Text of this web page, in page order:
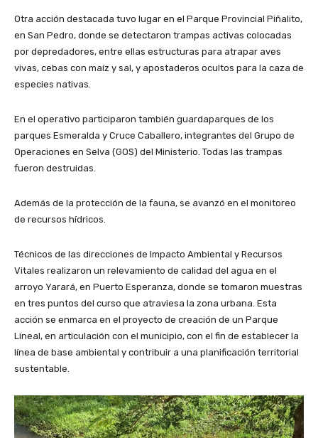
Otra acción destacada tuvo lugar en el Parque Provincial Piñalito,
en San Pedro, donde se detectaron trampas activas colocadas
por depredadores, entre ellas estructuras para atrapar aves
vivas, cebas con maíz y sal, y apostaderos ocultos para la caza de
especies nativas.
En el operativo participaron también guardaparques de los
parques Esmeralda y Cruce Caballero, integrantes del Grupo de
Operaciones en Selva (GOS) del Ministerio. Todas las trampas
fueron destruidas.
Además de la protección de la fauna, se avanzó en el monitoreo
de recursos hídricos.
Técnicos de las direcciones de Impacto Ambiental y Recursos
Vitales realizaron un relevamiento de calidad del agua en el
arroyo Yarará, en Puerto Esperanza, donde se tomaron muestras
en tres puntos del curso que atraviesa la zona urbana. Esta
acción se enmarca en el proyecto de creación de un Parque
Lineal, en articulación con el municipio, con el fin de establecer la
línea de base ambiental y contribuir a una planificación territorial
sustentable.